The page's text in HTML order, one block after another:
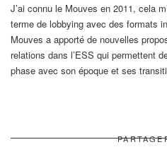
J’ai connu le Mouves en 2011, cela
terme de lobbying avec des formats
Mouves a apporté de nouvelles
relations dans l’ESS qui permettent
phase avec son époque et ses